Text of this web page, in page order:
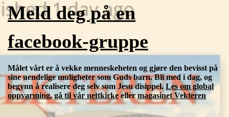
Meld deg på en
facebook-gruppe
Målet vårt er å vekke menneskeheten og gjøre den bevisst på
sine uendelige muligheter som Guds barn. Bli med i dag, og
begynn å realisere deg selv som Jesu disippel. Les om global
oppvarming,gå til vår nettkirke ellermagasinet Vekteren